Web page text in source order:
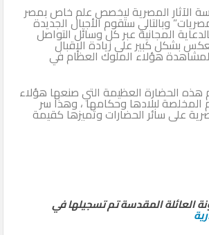
الآثار المصرية ليخصص علم خاص بمصر
وبالتالي ستقوم الأجيال الجديدة
المجانية عبر كل وسائل التواصل
بشكل كبير على زيادة الإقبال
هؤلاء الملوك العظام في
هذه الحضارة العظيمة التي صنعها هؤلاء
المخلصة لبلادها وحكامها ، وهذا سر
على سائر الحضارات وتميزها كقيمة
العائلة المقدسة تم تسجيلها في